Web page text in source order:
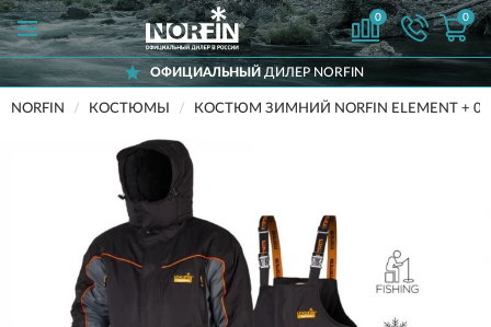
0 0
ОФИЦИАЛЬНЫЙДИЛЕР NORFIN
NORFIN КОСТЮМЫ КОСТЮМ ЗИМНИЙ NORFIN ELEMENT + 04